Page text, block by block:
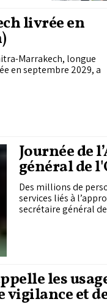
livrée en
Marrakech, longue
en septembre 2029, a
Journée de
général de
Des millions de
services liés à
secrétaire général
les
vigilance et